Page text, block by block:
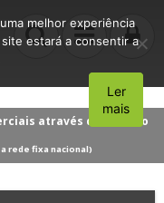
através do número
a rede fixa nacional)
melhor experiência
estará a consentir a
Aceito
Ler
mais